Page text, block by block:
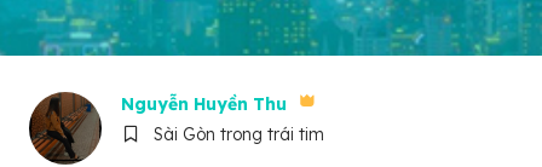
Nguyễn Huyền Thu
Sài Gòn trong trái tim